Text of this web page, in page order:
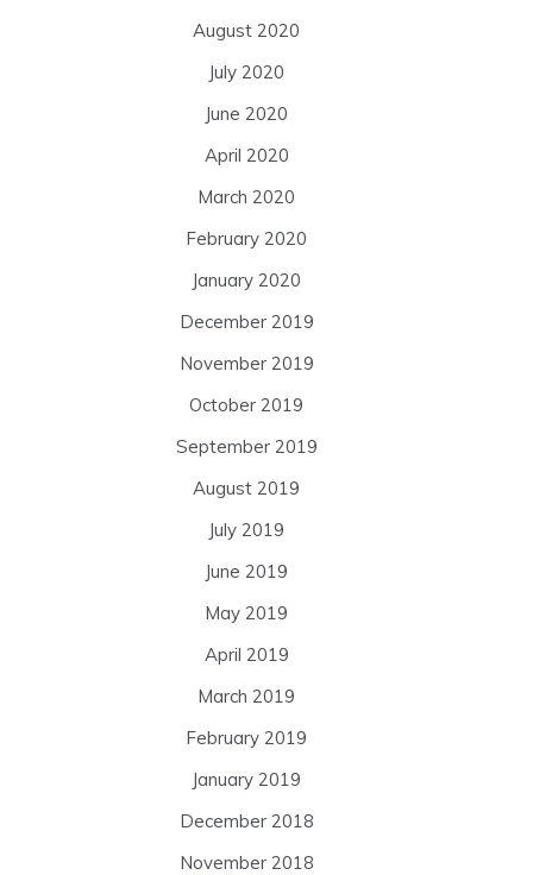
August 2020
July 2020
June 2020
April 2020
March 2020
February 2020
January 2020
December 2019
November 2019
October 2019
September 2019
August 2019
July 2019
June 2019
May 2019
April 2019
March 2019
February 2019
January 2019
December 2018
November 2018